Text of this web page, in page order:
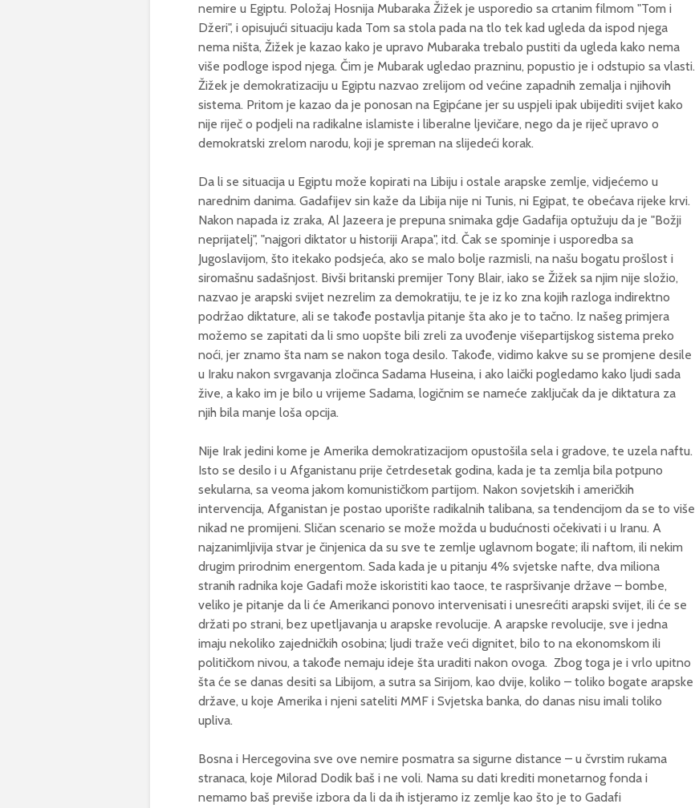
nemire u Egiptu. Položaj Hosnija Mubaraka Žižek je usporedio sa crtanim filmom "Tom i
Džeri", i opisujući situaciju kada Tom sa stola pada na tlo tek kad ugleda da ispod njega
nema ništa, Žižek je kazao kako je upravo Mubaraka trebalo pustiti da ugleda kako nema
više podloge ispod njega. Čim je Mubarak ugledao prazninu, popustio je i odstupio sa vlasti.
Žižek je demokratizaciju u Egiptu nazvao zrelijom od većine zapadnih zemalja i njihovih
sistema. Pritom je kazao da je ponosan na Egipćane jer su uspjeli ipak ubijediti svijet kako
nije riječ o podjeli na radikalne islamiste i liberalne ljevičare, nego da je riječ upravo o
demokratski zrelom narodu, koji je spreman na slijedeći korak.
Da li se situacija u Egiptu može kopirati na Libiju i ostale arapske zemlje, vidjećemo u
narednim danima. Gadafijev sin kaže da Libija nije ni Tunis, ni Egipat, te obećava rijeke krvi.
Nakon napada iz zraka, Al Jazeera je prepuna snimaka gdje Gadafija optužuju da je "Božji
neprijatelj", "najgori diktator u historiji Arapa", itd. Čak se spominje i usporedba sa
Jugoslavijom, što itekako podsjeća, ako se malo bolje razmisli, na našu bogatu prošlost i
siromašnu sadašnjost. Bivši britanski premijer Tony Blair, iako se Žižek sa njim nije složio,
nazvao je arapski svijet nezrelim za demokratiju, te je iz ko zna kojih razloga indirektno
podržao diktature, ali se takođe postavlja pitanje šta ako je to tačno. Iz našeg primjera
možemo se zapitati da li smo uopšte bili zreli za uvođenje višepartijskog sistema preko
noći, jer znamo šta nam se nakon toga desilo. Takođe, vidimo kakve su se promjene desile
u Iraku nakon svrgavanja zločinca Sadama Huseina, i ako laički pogledamo kako ljudi sada
žive, a kako im je bilo u vrijeme Sadama, logičnim se nameće zaključak da je diktatura za
njih bila manje loša opcija.
Nije Irak jedini kome je Amerika demokratizacijom opustošila sela i gradove, te uzela naftu.
Isto se desilo i u Afganistanu prije četrdesetak godina, kada je ta zemlja bila potpuno
sekularna, sa veoma jakom komunističkom partijom. Nakon sovjetskih i američkih
intervencija, Afganistan je postao uporište radikalnih talibana, sa tendencijom da se to više
nikad ne promijeni. Sličan scenario se može možda u budućnosti očekivati i u Iranu. A
najzanimljivija stvar je činjenica da su sve te zemlje uglavnom bogate; ili naftom, ili nekim
drugim prirodnim energentom. Sada kada je u pitanju 4% svjetske nafte, dva miliona
stranih radnika koje Gadafi može iskoristiti kao taoce, te raspršivanje države – bombe,
veliko je pitanje da li će Amerikanci ponovo intervenisati i unesrećiti arapski svijet, ili će se
držati po strani, bez upetljavanja u arapske revolucije. A arapske revolucije, sve i jedna
imaju nekoliko zajedničkih osobina; ljudi traže veći dignitet, bilo to na ekonomskom ili
političkom nivou, a takođe nemaju ideje šta uraditi nakon ovoga. Zbog toga je i vrlo upitno
šta će se danas desiti sa Libijom, a sutra sa Sirijom, kao dvije, koliko – toliko bogate arapske
države, u koje Amerika i njeni sateliti MMF i Svjetska banka, do danas nisu imali toliko
upliva.
Bosna i Hercegovina sve ove nemire posmatra sa sigurne distance – u čvrstim rukama
stranaca, koje Milorad Dodik baš i ne voli. Nama su dati krediti monetarnog fonda i
nemamo baš previše izbora da li da ih istjeramo iz zemlje kao što je to Gadafi